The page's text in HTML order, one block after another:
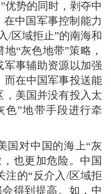
优势的同时，剥夺中
在中国军事控制能力
/区域拒止”的南海和
“灰色地带”策略，
事辅助资源以加强
而在中国军事投送能
，美国并没有投入太
色”地带手段进行牵
国对中国的海上“灰
也更加危险。中国
注的“反介入/区域拒
得到提高。如，中